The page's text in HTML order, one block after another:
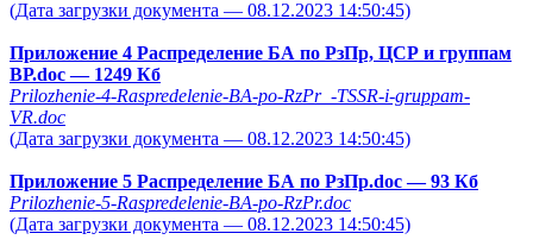
(Дата загрузки документа — 08.12.2023 14:50:45)
Приложение 4 Распределение БА по РзПр, ЦСР и группам
ВР.doc— 1249 Кб
Prilozhenie-4-Raspredelenie-BA-po-RzPr_-TSSR-i-gruppam-
VR.doc
(Дата загрузки документа — 08.12.2023 14:50:45)
Приложение 5 Распределение БА по РзПр.doc— 93 Кб
Prilozhenie-5-Raspredelenie-BA-po-RzPr.doc
(Дата загрузки документа — 08.12.2023 14:50:45)